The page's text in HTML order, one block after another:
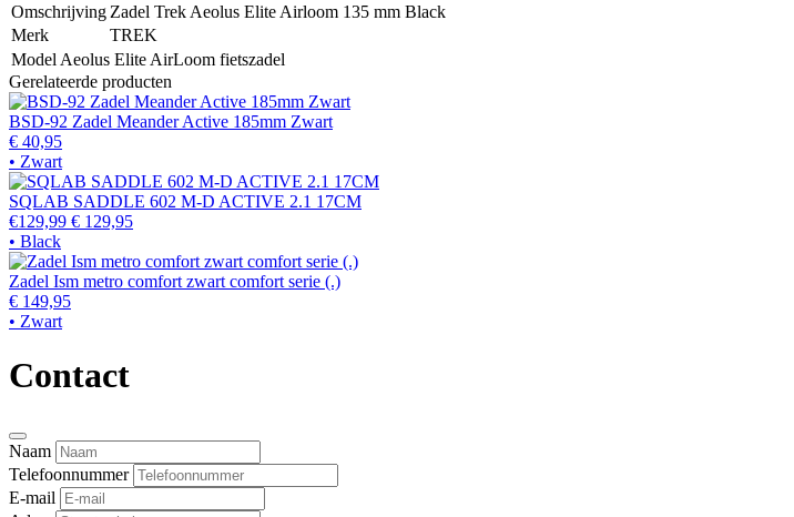
Omschrijving Zadel Trek Aeolus Elite Airloom 135 mm Black
Merk
TREK
Model Aeolus Elite AirLoom fietszadel
Gerelateerde producten
BSD-92 Zadel Meander Active 185mm Zwart
€ 40,95
• Zwart
SQLAB SADDLE 602 M-D ACTIVE 2.1 17CM
€129,99 € 129,95
• Black
Zadel Ism metro comfort zwart comfort serie (.)
€ 149,95
• Zwart
Contact
Naam
Telefoonnummer
E-mail